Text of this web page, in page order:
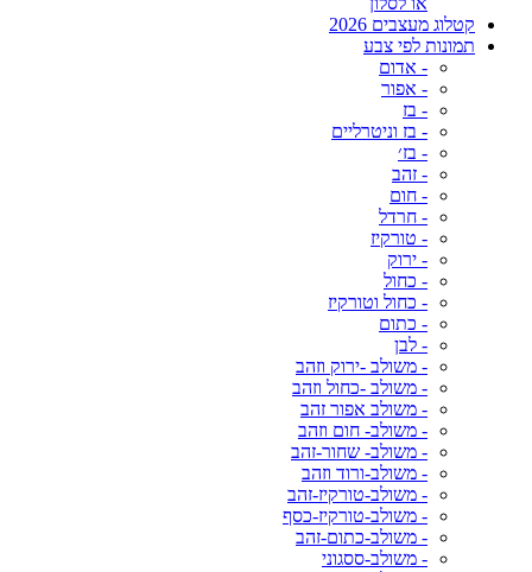
קטלוג מעצבים 2026
תמונות לפי צבע
- אדום
- אפור
- בז
- בז וניטרליים
- בז׳
- זהב
- חום
- חרדל
- טורקיז
- ירוק
- כחול
- כחול וטורקיז
- כתום
- לבן
- משולב -ירוק וזהב
- משולב -כחול וזהב
- משולב אפור זהב
- משולב- חום וזהב
- משולב- שחור-זהב
- משולב-ורוד וזהב
- משולב-טורקיז-זהב
- משולב-טורקיז-כסף
- משולב-כתום-זהב
- משולב-ססגוני